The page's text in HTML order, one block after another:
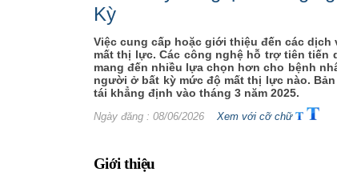
Kỳ
Việc cung cấp hoặc giới thiệu đến các
mất thị lực. Các công nghệ hỗ trợ tiên tiến
mang đến nhiều lựa chọn hơn cho bệnh
người ở bất kỳ mức độ mất thị lực nào.
tái khẳng định vào tháng 3 năm 2025.
Ngày đăng : 08/06/2026 Xem với cỡ chữ
Giới thiệu